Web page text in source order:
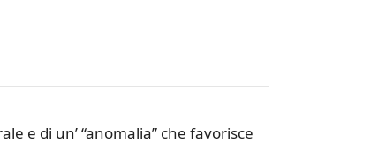
e di un’ “anomalia” che favorisce